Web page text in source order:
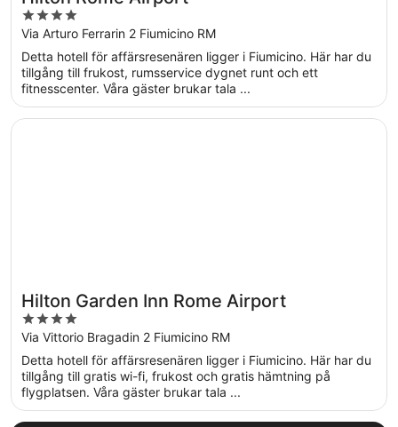
4
out
of
5
Via Arturo Ferrarin 2 Fiumicino RM
Detta hotell för affärsresenären ligger i Fiumicino. Här har du
tillgång till frukost, rumsservice dygnet runt och ett
fitnesscenter. Våra gäster brukar tala ...
Hilton Garden Inn Rome Airport
4
out
of
5
Via Vittorio Bragadin 2 Fiumicino RM
Detta hotell för affärsresenären ligger i Fiumicino. Här har du
tillgång till gratis wi-fi, frukost och gratis hämtning på
flygplatsen. Våra gäster brukar tala ...
Öppnas i ett nytt fönster
Hilton Garden Inn Rome Airport